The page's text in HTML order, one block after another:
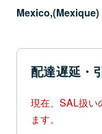
Mexico,(Mexique)
配達遅延・
現在、SAL扱い
ます。